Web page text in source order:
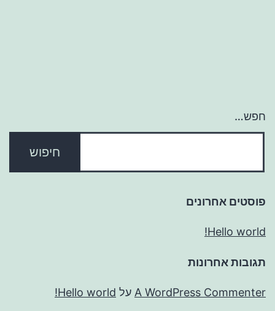
חפש…
פוסטים אחרונים
Hello world!
תגובות אחרונות
A WordPress CommenterעלHello world!